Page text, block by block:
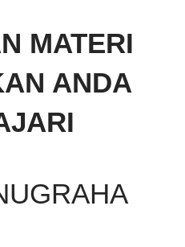
MATERI
ANDA